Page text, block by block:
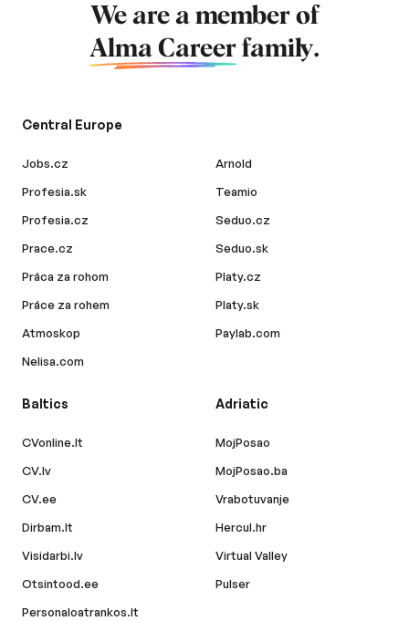
We are a member of
Alma Career family.
Central Europe
Jobs.cz
Profesia.sk
Profesia.cz
Prace.cz
Práca za rohom
Práce za rohem
Atmoskop
Nelisa.com
Arnold
Teamio
Seduo.cz
Seduo.sk
Platy.cz
Platy.sk
Paylab.com
Baltics
CVonline.lt
CV.lv
CV.ee
Dirbam.lt
Visidarbi.lv
Otsintood.ee
Personaloatrankos.lt
Adriatic
MojPosao
MojPosao.ba
Vrabotuvanje
Hercul.hr
Virtual Valley
Pulser